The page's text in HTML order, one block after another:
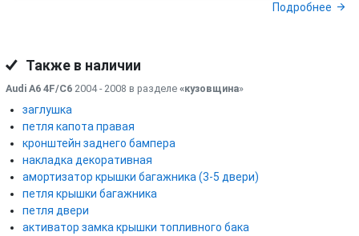
Подробнее
Также в наличии
Audi A6 4F/C6 2004 - 2008 в разделе «кузовщина»
заглушка
петля капота правая
кронштейн заднего бампера
накладка декоративная
амортизатор крышки багажника (3-5 двери)
петля крышки багажника
петля двери
активатор замка крышки топливного бака